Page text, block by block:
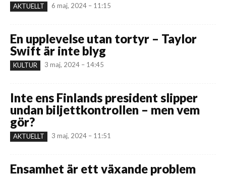
AKTUELLT 6 maj, 2024 – 11:15
En upplevelse utan tortyr – Taylor
Swift är inte blyg
KULTUR 3 maj, 2024 – 14:45
Inte ens Finlands president slipper
undan biljettkontrollen – men vem
gör?
AKTUELLT 3 maj, 2024 – 11:51
Ensamhet är ett växande problem